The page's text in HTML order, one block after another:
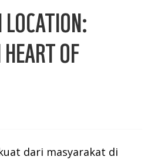
OF
dari masyarakat di